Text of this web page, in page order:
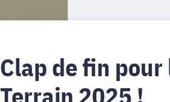
Clap de fin pour